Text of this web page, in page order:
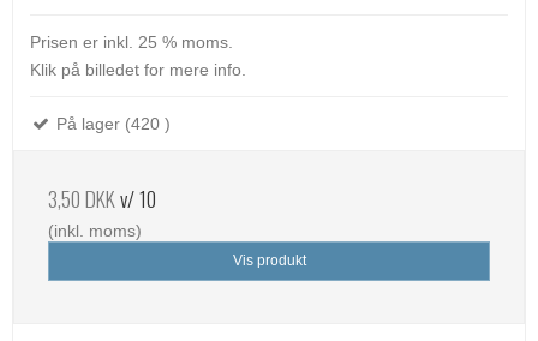
Prisen er inkl. 25 % moms.
Klik på billedet for mere info.
På lager (420 )
3,50 DKKv/ 10
(inkl. moms)
Vis produkt